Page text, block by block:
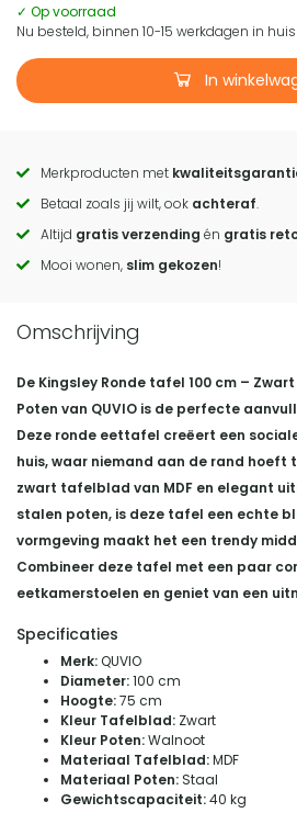
✓ Op voorraad
Nu besteld, binnen 10-15 werkdagen in huis
In
Call
to
actions
Merkproducten met
Betaal zoals jij wilt, ook achteraf.
Altijd gratis verzending én gratis
Mooi wonen, slim gekozen!
De Kingsley Ronde tafel 100 cm –
Poten van QUVIO is de perfecte
Deze ronde eettafel creëert een
huis, waar niemand aan de rand hoeft
zwart tafelblad van MDF en elegant
stalen poten, is deze tafel een echte
vormgeving maakt het een trendy
Combineer deze tafel met een paar
eetkamerstoelen en geniet van een
Specificaties
Merk:QUVIO
Diameter:100 cm
Hoogte:75 cm
Kleur Tafelblad: Zwart
Kleur Poten:Walnoot
Materiaal Tafelblad:MDF
Materiaal Poten:Staal
Gewichtscapaciteit:40 kg